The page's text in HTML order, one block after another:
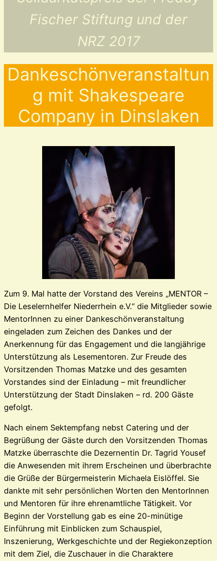
Fischer Stiftung und der
NRZ 2017
Dankeschönveranstaltun
g mit Shakespeare
Company in Dinslaken
Zum 9. Mal hatte der Vorstand des Vereins „MENTOR –
Die Leselernhelfer Niederrhein e.V.“ die Mitglieder sowie
MentorInnen zu einer Dankeschönveranstaltung
eingeladen zum Zeichen des Dankes und der
Anerkennung für das Engagement und die langjährige
Unterstützung als Lesementoren. Zur Freude des
Vorsitzenden Thomas Matzke und des gesamten
Vorstandes sind der Einladung – mit freundlicher
Unterstützung der Stadt Dinslaken – rd. 200 Gäste
gefolgt.
Nach einem Sektempfang nebst Catering und der
Begrüßung der Gäste durch den Vorsitzenden Thomas
Matzke überraschte die Dezernentin Dr. Tagrid Yousef
die Anwesenden mit ihrem Erscheinen und überbrachte
die Grüße der Bürgermeisterin Michaela Eislöffel. Sie
dankte mit sehr persönlichen Worten den MentorInnen
und Mentoren für ihre ehrenamtliche Tätigkeit. Vor
Beginn der Vorstellung gab es eine 20-minütige
Einführung mit Einblicken zum Schauspiel,
Inszenierung, Werkgeschichte und der Regiekonzeption
mit dem Ziel, die Zuschauer in die Charaktere